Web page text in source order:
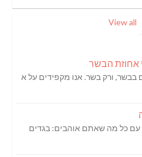
View all
בבשר, ורק בשר. אנו מקפידים על א
עם כל מה שאתם אוהבים: בגדים